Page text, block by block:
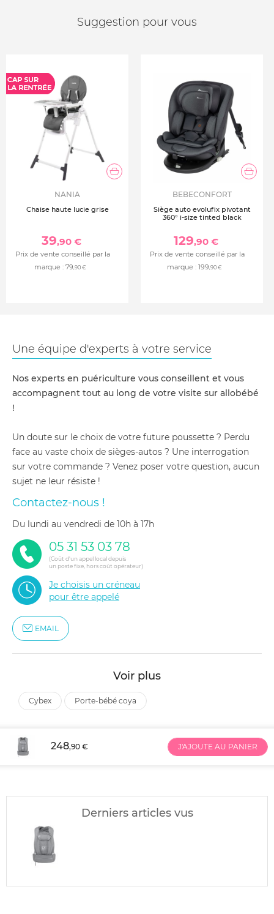
javel, ne pas repasserSuggestion pour vous
NANIA
Chaise haute lucie grise
39,90 €
Prix de vente conseillé par la
marque : 79 ,90 €
BEBECONFORT
Siège auto evolufix pivotant
360° i-size tinted black
129,90 €
Prix de vente conseillé par la
marque : 199 ,90 €
Une équipe d'experts à votre service
Nos experts en puériculture vous conseillent et vous
accompagnent tout au long de votre visite sur allobébé
!
Un doute sur le choix de votre future poussette ? Perdu
face au vaste choix de sièges-autos ? Une interrogation
sur votre commande ? Venez poser votre question, aucun
sujet ne leur résiste !
Contactez-nous !
du lundi au vendredi de 10h à 17h
05 31 53 03 78
(Coût d'un appel local depuis
un poste fixe, hors coût opérateur)
Je choisis un créneau
pour être appelé
EMAIL
Voir plus
cybex porte-bébé coya
248,90 € J'AJOUTE AU PANIER
Derniers articles vus